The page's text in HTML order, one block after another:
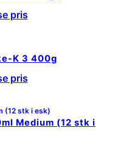
pris
K 3 400g
pris
Medium (12 stk i